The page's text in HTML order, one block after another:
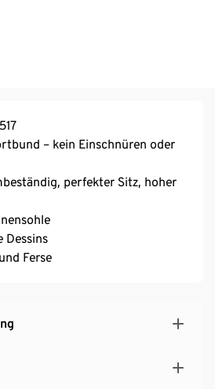
– kein Einschnüren oder
perfekter Sitz, hoher
Dessins
Ferse